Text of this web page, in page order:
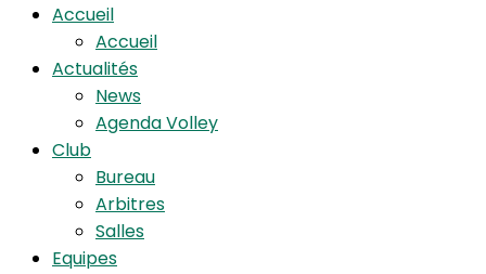
Accueil
Accueil
Actualités
News
Agenda Volley
Club
Bureau
Arbitres
Salles
Equipes